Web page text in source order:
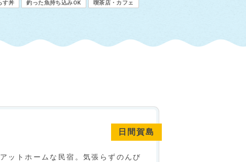
す丼 釣った魚持ち込みOK 喫茶店・カフェ
日間賀島
ットホームな民宿。気張らずのんび